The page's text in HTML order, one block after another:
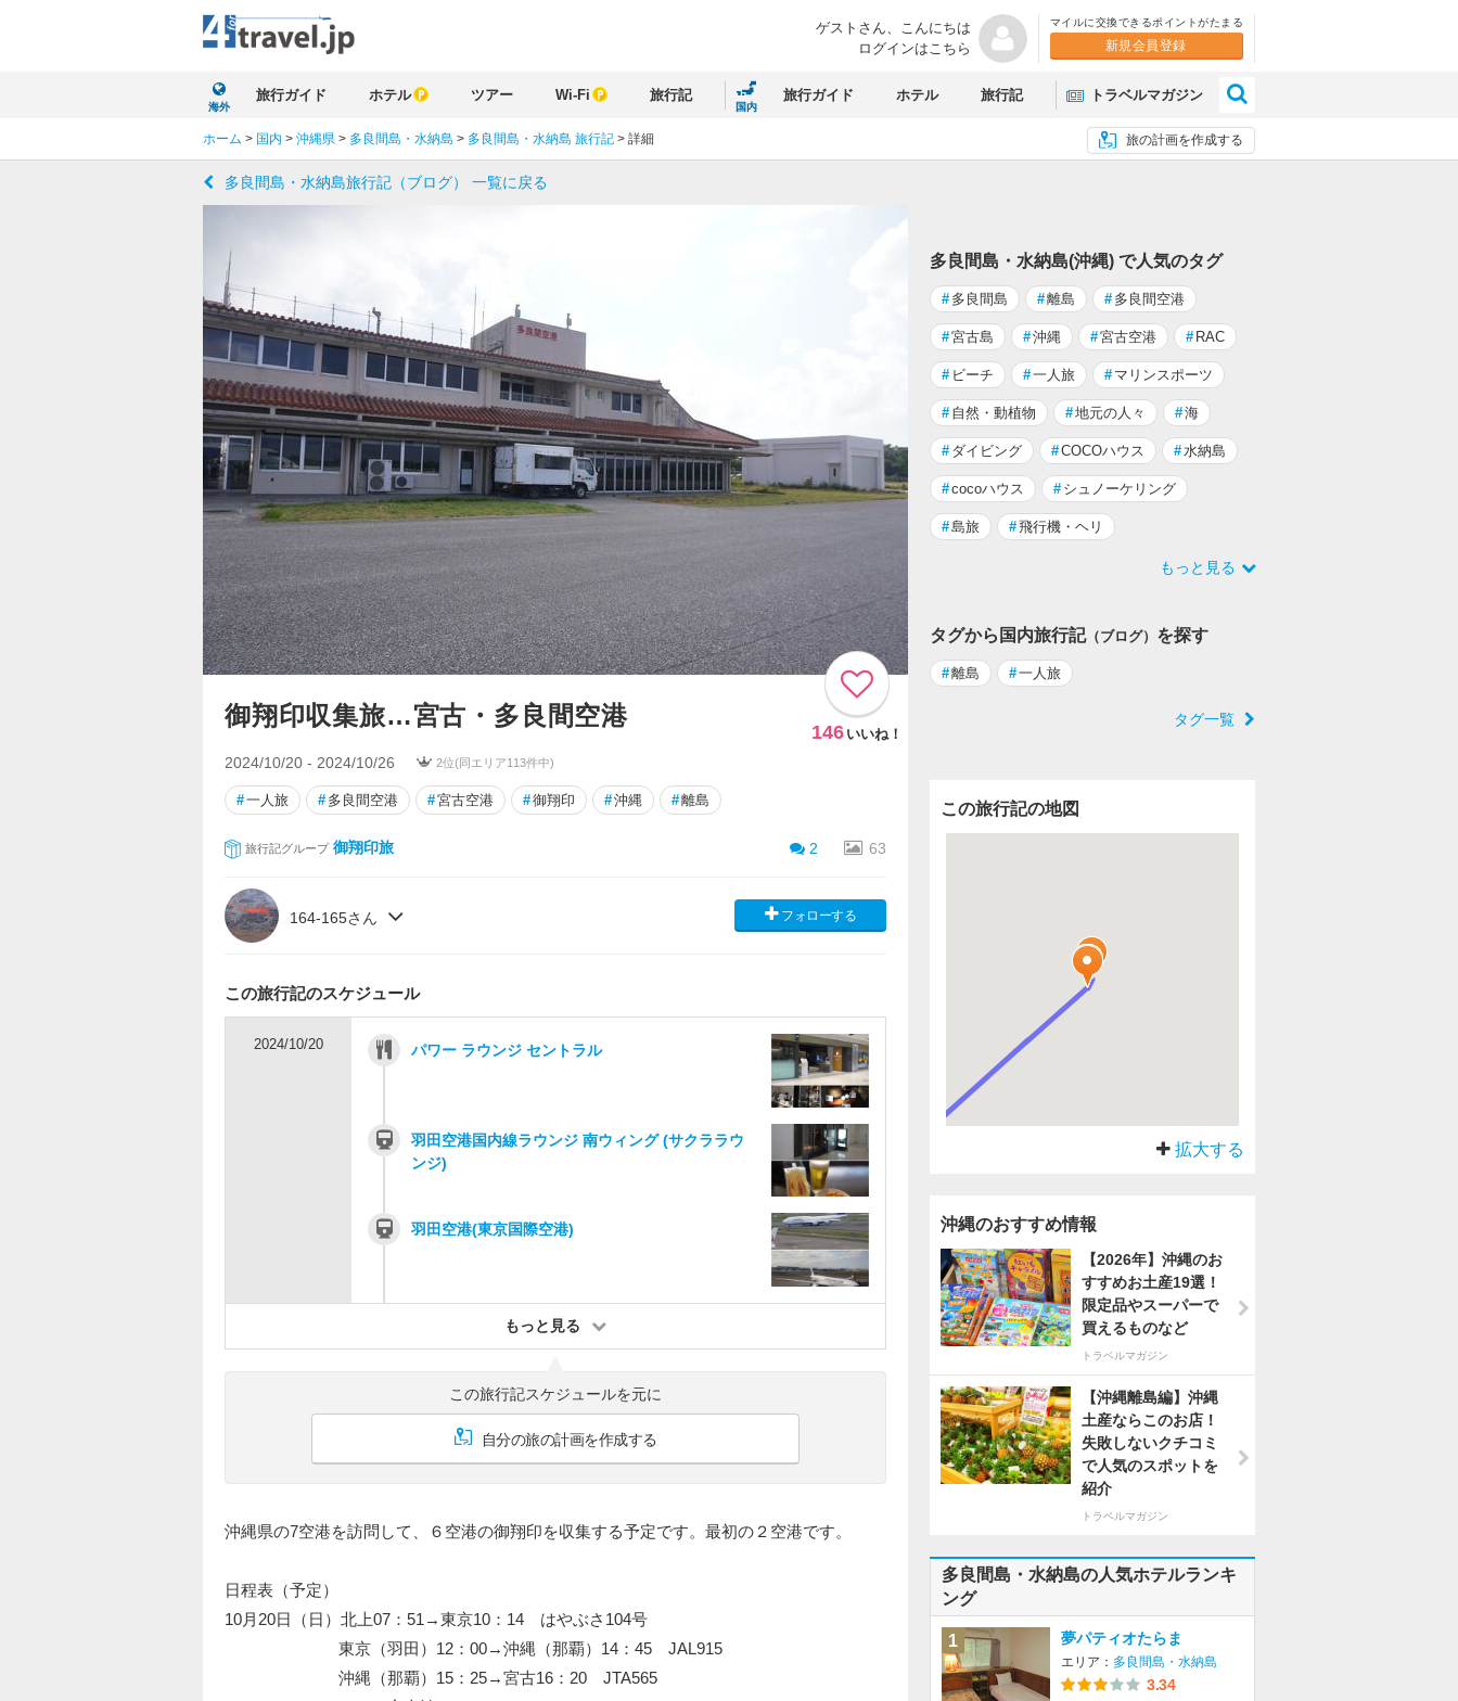
ゲストさん、 こんにちは
ログインはこちら
マイルに交換できるポイントがたまる
新規会員登録
海外
旅行ガイド ホテル ツアー Wi-Fi 旅行記
国内
旅行ガイド ホテル 旅行記 トラベルマガジン
旅の計画を作成する
ホーム > 国内 > 沖縄県 > 多良間島・水納島 > 多良間島・水納島 旅行記 > 詳細
多良間島・水納島旅行記（ブログ） 一覧に戻る
御翔印収集旅…宮古・多良間空港
146 いいね！
2024/10/20 - 2024/10/26 2位(同エリア113件中)
#一人旅 # 多良間空港 #宮古空港 #御翔印 #沖縄 #離島
旅行記グループ 御翔印旅 2 63
164-165さん フォローする
この旅行記のスケジュール
2024/10/20 パワー ラウンジ セントラル
羽田空港国内線ラウンジ 南ウィング (サクララウ
ンジ)
羽田空港(東京国際空港)
もっと見る
この旅行記スケジュールを元に
自分の旅の計画を作成する
沖縄県の7空港を訪問して、６空港の御翔印を収集する予定です。最初の２空港です。
日程表（予定）
10月20日（日）北上07：51→東京10：14 はやぶさ104号
東京（羽田）12：00→沖縄（那覇）14：45 JAL915
沖縄（那覇）15：25→宮古16：20 JTA565
多良間島・水納島(沖縄) で人気のタグ
# 多良間島 #離島 # 多良間空港
#宮古島 #沖縄 #宮古空港 # RAC
# ビーチ #一人旅 # マリンスポーツ
# 自然・動植物 #地元の人々 #海
# ダイビング #COCOハウス #水納島
#cocoハウス # シュノーケリング
#島旅 #飛行機・ヘリ
もっと見る
タグから国内旅行記（ブログ） を探す
#離島 #一人旅
タグ一覧
この旅行記の地図
拡大する
沖縄のおすすめ情報
【2026年】沖縄のお
すすめお土産19選！
限定品やスーパーで
買えるものなど
トラベルマガジン
【沖縄離島編】沖縄
土産ならこのお店！
失敗しないクチコミ
で人気のスポットを
紹介
トラベルマガジン
多良間島・水納島の人気ホテルランキ
ング
1 夢パティオたらま
エリア： 多良間島・水納島
3.34